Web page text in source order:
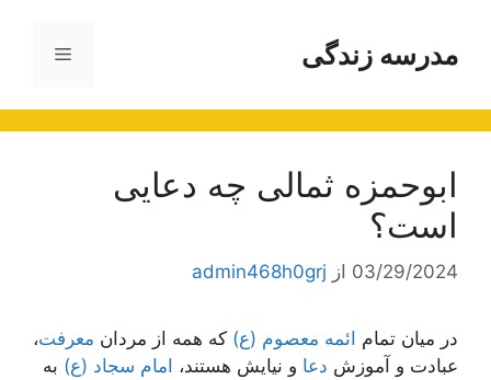
محتوامدرسه زندگی فهرست
ابوحمزه ثمالی چه دعایی
است؟
03/29/2024 از admin468h0grj
در میان تمام ائمه معصوم (ع) که همه از مردان معرفت،
عبادت و آموزش دعا و نیایش هستند، امام سجاد (ع) به